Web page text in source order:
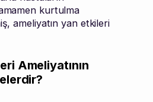
kurtulma
ameliyatın yan etkileri
Ameliyatının